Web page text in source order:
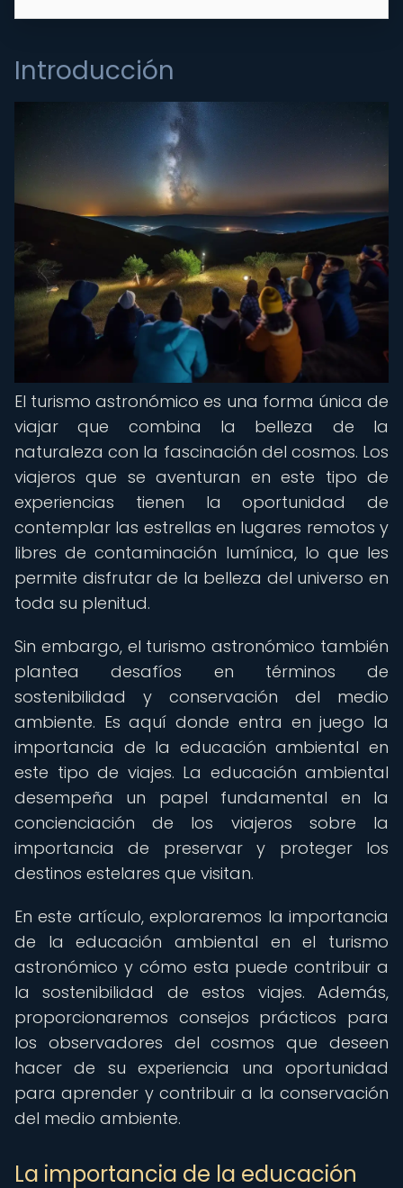
Introducción
El turismo astronómico es una forma única de
viajar que combina la belleza de la
naturaleza con la fascinación del cosmos. Los
viajeros que se aventuran en este tipo de
experiencias tienen la oportunidad de
contemplar las estrellas en lugares remotos y
libres de contaminación lumínica, lo que les
permite disfrutar de la belleza del universo en
toda su plenitud.
Sin embargo, el turismo astronómico también
plantea desafíos en términos de
sostenibilidad y conservación del medio
ambiente. Es aquí donde entra en juego la
importancia de la educación ambiental en
este tipo de viajes. La educación ambiental
desempeña un papel fundamental en la
concienciación de los viajeros sobre la
importancia de preservar y proteger los
destinos estelares que visitan.
En este artículo, exploraremos la importancia
de la educación ambiental en el turismo
astronómico y cómo esta puede contribuir a
la sostenibilidad de estos viajes. Además,
proporcionaremos consejos prácticos para
los observadores del cosmos que deseen
hacer de su experiencia una oportunidad
para aprender y contribuir a la conservación
del medio ambiente.
La importancia de la educación